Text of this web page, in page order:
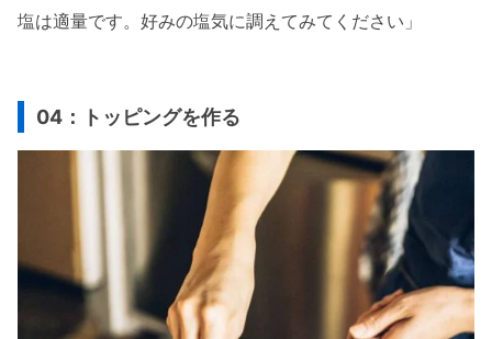
塩は適量です。好みの塩気に調えてみてください」
04：トッピングを作る